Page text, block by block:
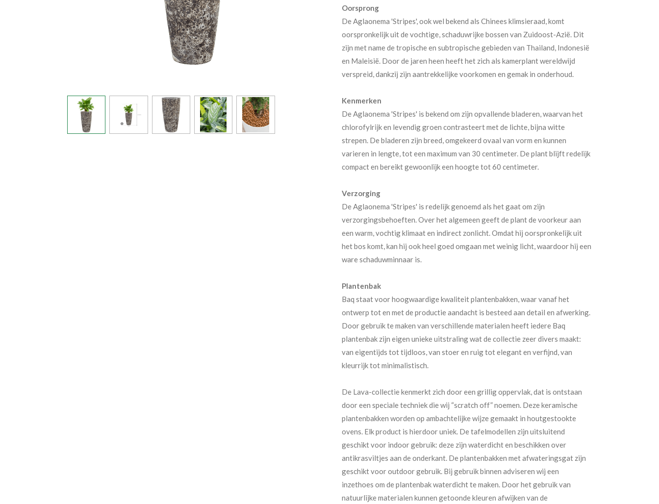
Oorsprong
De Aglaonema 'Stripes', ook wel bekend als Chinees klimsieraad, komt
oorspronkelijk uit de vochtige, schaduwrijke bossen van Zuidoost-Azië. Dit
zijn met name de tropische en subtropische gebieden van Thailand, Indonesië
en Maleisië. Door de jaren heen heeft het zich als kamerplant wereldwijd
verspreid, dankzij zijn aantrekkelijke voorkomen en gemak in onderhoud.
Kenmerken
De Aglaonema 'Stripes' is bekend om zijn opvallende bladeren, waarvan het
chlorofylrijk en levendig groen contrasteert met de lichte, bijna witte
strepen. De bladeren zijn breed, omgekeerd ovaal van vorm en kunnen
varieren in lengte, tot een maximum van 30 centimeter. De plant blijft redelijk
compact en bereikt gewoonlijk een hoogte tot 60 centimeter.
Verzorging
De Aglaonema 'Stripes' is redelijk genoemd als het gaat om zijn
verzorgingsbehoeften. Over het algemeen geeft de plant de voorkeur aan
een warm, vochtig klimaat en indirect zonlicht. Omdat hij oorspronkelijk uit
het bos komt, kan hij ook heel goed omgaan met weinig licht, waardoor hij een
ware schaduwminnaar is.
Plantenbak
Baq staat voor hoogwaardige kwaliteit plantenbakken, waar vanaf het
ontwerp tot en met de productie aandacht is besteed aan detail en afwerking.
Door gebruik te maken van verschillende materialen heeft iedere Baq
plantenbak zijn eigen unieke uitstraling wat de collectie zeer divers maakt:
van eigentijds tot tijdloos, van stoer en ruig tot elegant en verfijnd, van
kleurrijk tot minimalistisch.
De Lava-collectie kenmerkt zich door een grillig oppervlak, dat is ontstaan
door een speciale techniek die wij “scratch off” noemen. Deze keramische
plantenbakken worden op ambachtelijke wijze gemaakt in houtgestookte
ovens. Elk product is hierdoor uniek. De tafelmodellen zijn uitsluitend
geschikt voor indoor gebruik: deze zijn waterdicht en beschikken over
antikrasviltjes aan de onderkant. De plantenbakken met afwateringsgat zijn
geschikt voor outdoor gebruik. Bij gebruik binnen adviseren wij een
inzethoes om de plantenbak waterdicht te maken. Door het gebruik van
natuurlijke materialen kunnen getoonde kleuren afwijken van de